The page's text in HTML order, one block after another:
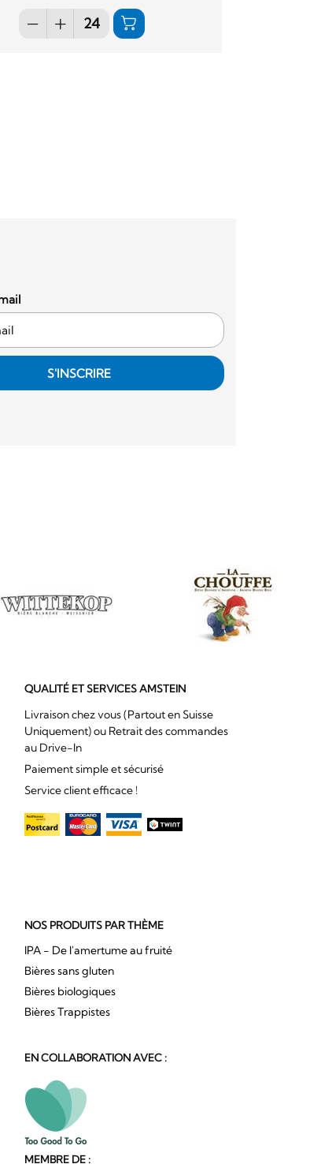
S'INSCRIRE
QUALITÉ ET SERVICES AMSTEIN
Livraison chez vous (Partout en Suisse
Uniquement) ou Retrait des commandes
au Drive-In
Paiement simple et sécurisé
Service client efficace !
NOS PRODUITS PAR THÈME
IPA - De l'amertume au fruité
Bières sans gluten
Bières biologiques
Bières Trappistes
EN COLLABORATION AVEC :
MEMBRE DE :